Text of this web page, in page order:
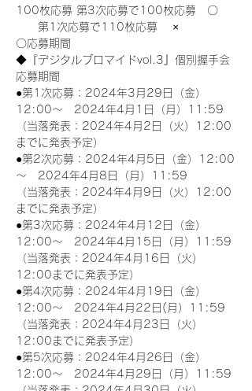
100枚応募 第3次応募で100枚応募　〇
第1次応募で110枚応募　 ×
〇応募期間
◆『デジタルブロマイドvol.3』個別握手会
応募期間
●第1次応募：2024年3月29日（金）
12:00～　2024年4月1日（月）11:59
（当落発表：2024年4月2日（火）12:00
までに発表予定）
●第2次応募：2024年4月5日（金）12:00
～　2024年4月8日（月）11:59
（当落発表：2024年4月9日（火）12:00
までに発表予定）
●第3次応募：2024年4月12日（金）
12:00～　2024年4月15日（月）11:59
（当落発表：2024年4月16日（火）
12:00までに発表予定）
●第4次応募：2024年4月19日（金）
12:00～　2024年4月22日(月）11:59
（当落発表：2024年4月23日（火）
12:00までに発表予定）
●第5次応募：2024年4月26日（金）
12:00～　2024年4月29日（月）11:59